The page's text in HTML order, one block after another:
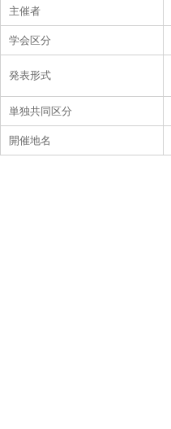
主催者
学会区分
発表形式
単独共同区分
開催地名